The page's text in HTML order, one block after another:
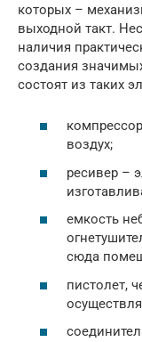
которых –
выходной такт.
наличия
создания
состоят из таких
воздух;
ресивер –
емкость
сюда
пистолет,